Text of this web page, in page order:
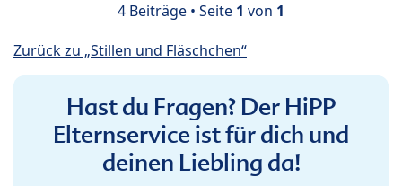
4 Beiträge • Seite 1 von 1
Zurück zu „Stillen und Fläschchen“
Hast du Fragen? Der HiPP
Elternservice ist für dich und
deinen Liebling da!